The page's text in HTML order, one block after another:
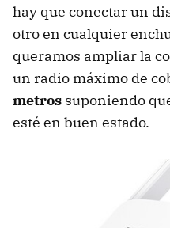
hay que conectar un
otro en cualquier
queramos ampliar la
un radio máximo de
metros suponiendo
esté en buen estado.